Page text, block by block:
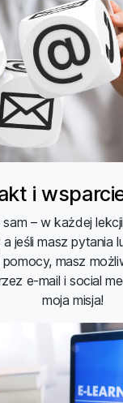
i
sam – w każdej
jeśli masz pytania
masz
e-mail i social
moja misja!